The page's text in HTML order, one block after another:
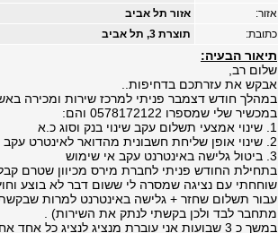
אזור תל אביב
אזור:
תוצרת 3, תל אביב
כתובת:
תיאור הבעיה:
שלום רב,
אבקש את עזרתכם בדחיפות..
במהלך חודש דצמבר פניתי למרכז שירות ומכירה
במכשיר שלי שמספרו 0578172122 והם:
1. שינוי אמצעי תשלום עקב שינוי בנק וסוג כ.א
2. שינוי אופן שליחת חשבונית מהדואר לאינטרט עקב מגורים
3. ביטול גלישה באינטרנט עקב אי שימוש
בתחילת החודש פניתי לחברת מירס מכיוון שטרם
שוחחתי עם נציגה שמסרה לי ששום דבר לא בוצע
עבור תשלום שחזר + גלישה באינטרנט למרות
מתחבר לבד ולכן בקשתי לנתק את השירות) .
במשך כ 3 שבועות אני עוברת מנציג לנציג כל